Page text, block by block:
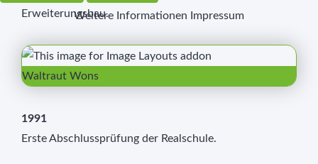
Erweiterungsbau.
Waltraut Wons
1991
Erste Abschlussprüfung der Realschule.
Weitere Informationen Impressum